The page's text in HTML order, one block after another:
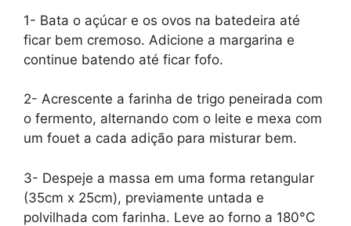
1- Bata o açúcar e os ovos na batedeira até
ficar bem cremoso. Adicione a margarina e
continue batendo até ficar fofo.
2- Acrescente a farinha de trigo peneirada com
o fermento, alternando com o leite e mexa com
um fouet a cada adição para misturar bem.
3- Despeje a massa em uma forma retangular
(35cm x 25cm), previamente untada e
polvilhada com farinha. Leve ao forno a 180°C